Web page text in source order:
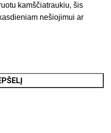
kamščiatraukiu, šis
nešiojimui ar